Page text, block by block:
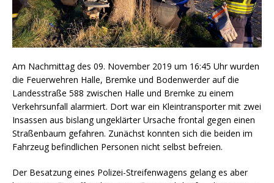
Am Nachmittag des 09. November 2019 um 16:45 Uhr wurden
die Feuerwehren Halle, Bremke und Bodenwerder auf die
Landesstraße 588 zwischen Halle und Bremke zu einem
Verkehrsunfall alarmiert. Dort war ein Kleintransporter mit zwei
Insassen aus bislang ungeklärter Ursache frontal gegen einen
Straßenbaum gefahren. Zunächst konnten sich die beiden im
Fahrzeug befindlichen Personen nicht selbst befreien.
Der Besatzung eines Polizei-Streifenwagens gelang es aber